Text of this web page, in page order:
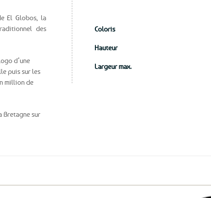
El Globos, la
des
d’une
puis sur les
million de
Bretagne sur
Coloris
Hauteur
Largeur max.